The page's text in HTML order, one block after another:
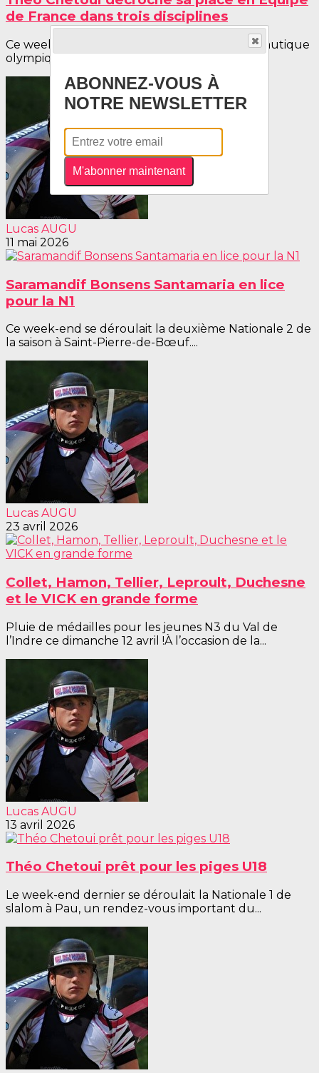
de France dans trois disciplines
Ce week-end, le bassin olympique de Stade nautique
olympique d’Île-de-France accueillait les...
Lucas AUGU
11 mai 2026
Saramandif Bonsens Santamaria en lice
pour la N1
Ce week-end se déroulait la deuxième Nationale 2 de
la saison à Saint-Pierre-de-Bœuf....
Lucas AUGU
23 avril 2026
Collet, Hamon, Tellier, Leproult, Duchesne
et le VICK en grande forme
Pluie de médailles pour les jeunes N3 du Val de
l’Indre ce dimanche 12 avril !À l’occasion de la...
Lucas AUGU
13 avril 2026
Théo Chetoui prêt pour les piges U18
Le week-end dernier se déroulait la Nationale 1 de
slalom à Pau, un rendez-vous important du...
ABONNEZ-VOUS À
NOTRE NEWSLETTER
M'abonner maintenant